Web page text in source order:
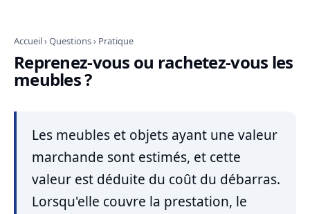
Accueil›Questions› Pratique
Reprenez-vous ou rachetez-vous les
meubles ?
Les meubles et objets ayant une valeur
marchande sont estimés, et cette
valeur est déduite du coût du débarras.
Lorsqu'elle couvre la prestation, le